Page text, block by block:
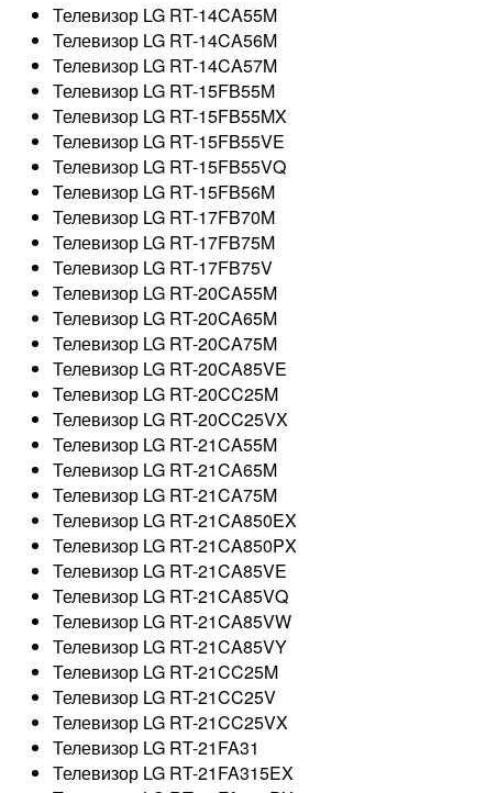
Телевизор LG RT-14CA55M
Телевизор LG RT-14CA56M
Телевизор LG RT-14CA57M
Телевизор LG RT-15FB55M
Телевизор LG RT-15FB55MX
Телевизор LG RT-15FB55VE
Телевизор LG RT-15FB55VQ
Телевизор LG RT-15FB56M
Телевизор LG RT-17FB70M
Телевизор LG RT-17FB75M
Телевизор LG RT-17FB75V
Телевизор LG RT-20CA55M
Телевизор LG RT-20CA65M
Телевизор LG RT-20CA75M
Телевизор LG RT-20CA85VE
Телевизор LG RT-20CC25M
Телевизор LG RT-20CC25VX
Телевизор LG RT-21CA55M
Телевизор LG RT-21CA65M
Телевизор LG RT-21CA75M
Телевизор LG RT-21CA850EX
Телевизор LG RT-21CA850PX
Телевизор LG RT-21CA85VE
Телевизор LG RT-21CA85VQ
Телевизор LG RT-21CA85VW
Телевизор LG RT-21CA85VY
Телевизор LG RT-21CC25M
Телевизор LG RT-21CC25V
Телевизор LG RT-21CC25VX
Телевизор LG RT-21FA31
Телевизор LG RT-21FA315EX